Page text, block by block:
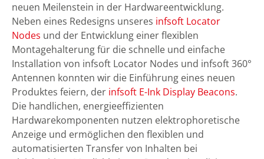
neuen Meilenstein in der Hardwareentwicklung.
Neben eines Redesigns unseres infsoft Locator
Nodes und der Entwicklung einer flexiblen
Montagehalterung für die schnelle und einfache
Installation von infsoft Locator Nodes und infsoft 360°
Antennen konnten wir die Einführung eines neuen
Produktes feiern, der infsoft E-Ink Display Beacons.
Die handlichen, energieeffizienten
Hardwarekomponenten nutzen elektrophoretische
Anzeige und ermöglichen den flexiblen und
automatisierten Transfer von Inhalten bei